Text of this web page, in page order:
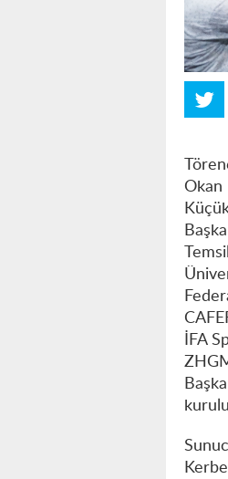
Okan
İFA